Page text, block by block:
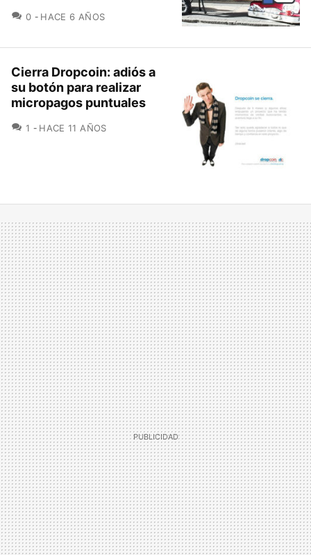
0 COMENTARIOS
HACE 6 AÑOS
Cierra Dropcoin: adiós a
su botón para realizar
micropagos puntuales
1 COMENTARIOS
HACE 11 AÑOS